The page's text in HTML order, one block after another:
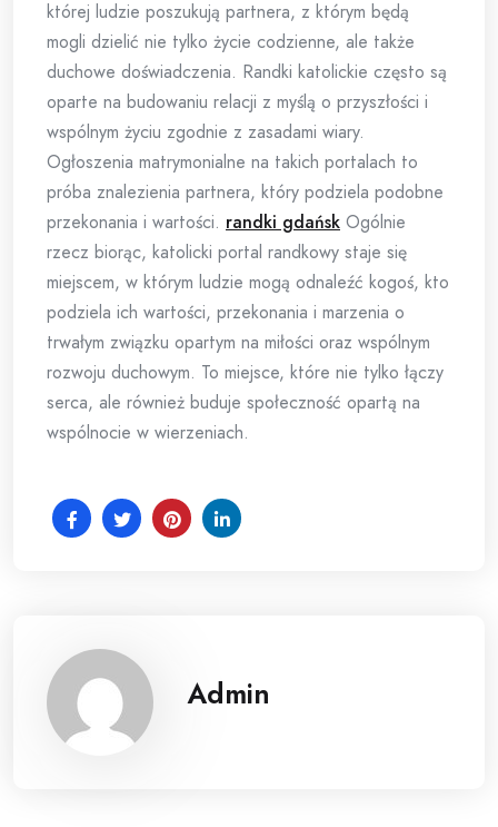
której ludzie poszukują partnera, z którym będą
mogli dzielić nie tylko życie codzienne, ale także
duchowe doświadczenia. Randki katolickie często są
oparte na budowaniu relacji z myślą o przyszłości i
wspólnym życiu zgodnie z zasadami wiary.
Ogłoszenia matrymonialne na takich portalach to
próba znalezienia partnera, który podziela podobne
przekonania i wartości. randki gdańsk Ogólnie
rzecz biorąc, katolicki portal randkowy staje się
miejscem, w którym ludzie mogą odnaleźć kogoś, kto
podziela ich wartości, przekonania i marzenia o
trwałym związku opartym na miłości oraz wspólnym
rozwoju duchowym. To miejsce, które nie tylko łączy
serca, ale również buduje społeczność opartą na
wspólnocie w wierzeniach.
Admin